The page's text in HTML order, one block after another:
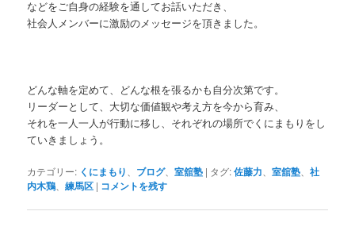
などをご自身の経験を通してお話いただき、
社会人メンバーに激励のメッセージを頂きました。
どんな軸を定めて、どんな根を張るかも自分次第です。
リーダーとして、大切な価値観や考え方を今から育み、
それを一人一人が行動に移し、それぞれの場所でくにまもりをし
ていきましょう。
カテゴリー: くにまもり ブログ、室舘塾 | タグ:佐藤力 、室舘塾 、社
内木鶏 、練馬区 | コメントを残す